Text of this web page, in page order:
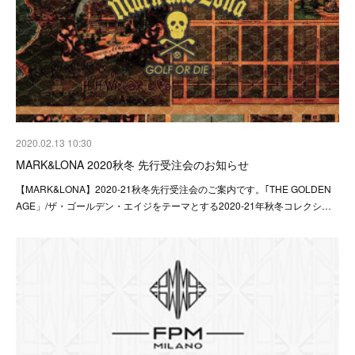
2020.02.13 10:30
MARK&LONA 2020秋冬 先行受注会のお知らせ
【MARK&LONA】2020-21秋冬先行受注会のご案内です。｢THE GOLDEN
AGE」/ザ・ゴールデン・エイジをテーマとする2020-21年秋冬コレクシ…